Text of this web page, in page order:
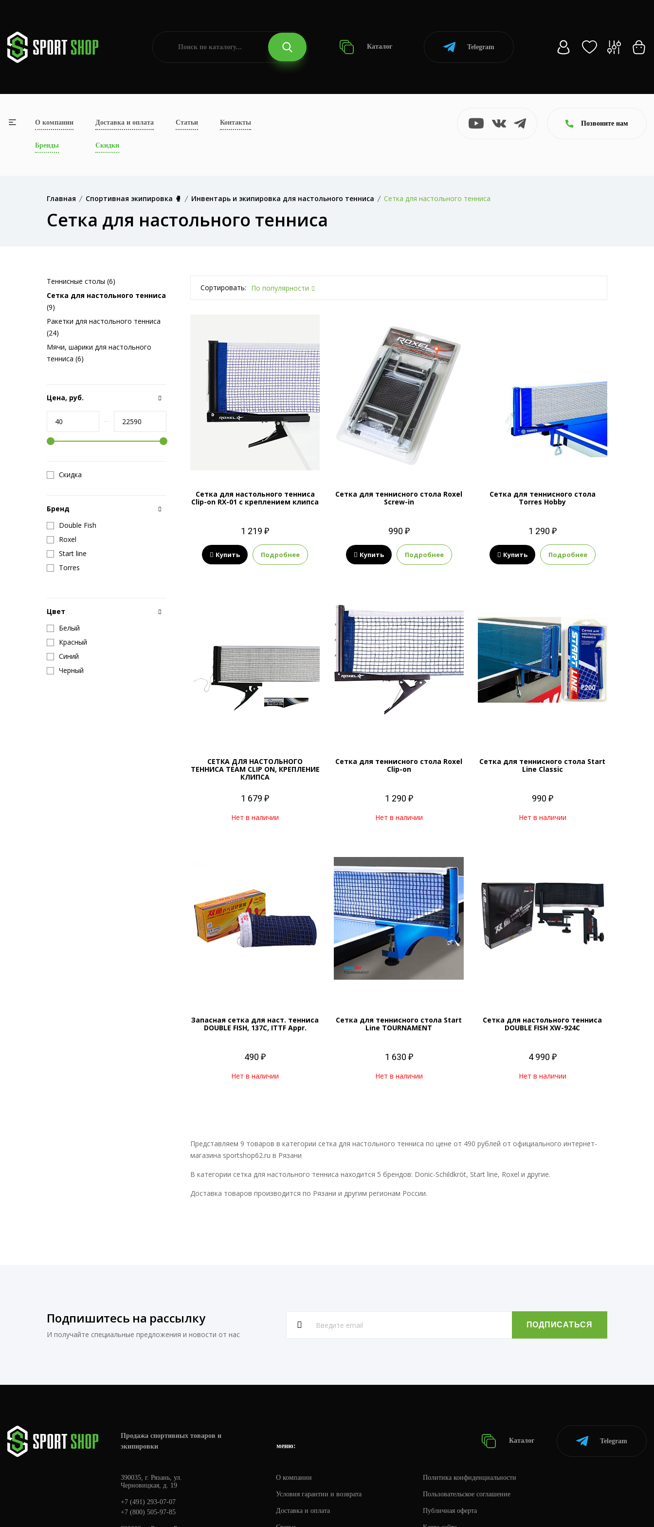
Каталог Telegram
О компании Доставка и оплата Статьи Контакты
Бренды Скидки
Позвоните нам
Главная Спортивная экипировка 🥊 Инвентарь и экипировка для настольного тенниса Сетка для настольного тенниса
Сетка для настольного тенниса
Теннисные столы (6)
Сетка для настольного тенниса
(9)
Ракетки для настольного тенниса
(24)
Мячи, шарики для настольного
тенниса (6)
Цена, руб.
Скидка
Бренд
Double Fish
Roxel
Start line
Torres
Цвет
Белый
Красный
Синий
Черный
Сортировать: По популярности
Сетка для настольного тенниса
Clip-on RX-01 с креплением клипса
1 219 ₽
Купить Подробнее
Сетка для теннисного стола Roxel
Screw-in
990 ₽
Купить Подробнее
Сетка для теннисного стола
Torres Hobby
1 290 ₽
Купить Подробнее
СЕТКА ДЛЯ НАСТОЛЬНОГО
ТЕННИСА TEAM CLIP ON, КРЕПЛЕНИЕ
КЛИПСА
1 679 ₽
Нет в наличии
Сетка для теннисного стола Roxel
Clip-on
1 290 ₽
Нет в наличии
Сетка для теннисного стола Start
Line Classic
990 ₽
Нет в наличии
Запасная сетка для наст. тенниса
DOUBLE FISH, 137C, ITTF Appr.
490 ₽
Нет в наличии
Сетка для теннисного стола Start
Line TOURNAMENT
1 630 ₽
Нет в наличии
Сетка для настольного тенниса
DOUBLE FISH XW-924C
4 990 ₽
Нет в наличии
Представляем 9 товаров в категории сетка для настольного тенниса по цене от 490 рублей от официального интернет-
магазина sportshop62.ru в Рязани
В категории сетка для настольного тенниса находится 5 брендов: Donic-Schildkröt, Start line, Roxel и другие.
Доставка товаров производится по Рязани и другим регионам России.
Подпишитесь на рассылку
И получайте специальные предложения и новости от нас
Продажа спортивных товаров и
экипировки
меню:
Каталог Telegram
390035, г. Рязань, ул.
Черновицкая, д. 19
+7 (491) 293-07-07
+7 (800) 505-97-85
О компании
Условия гарантии и возврата
Доставка и оплата
Политика конфиденциальности
Пользовательское соглашение
Публичная оферта